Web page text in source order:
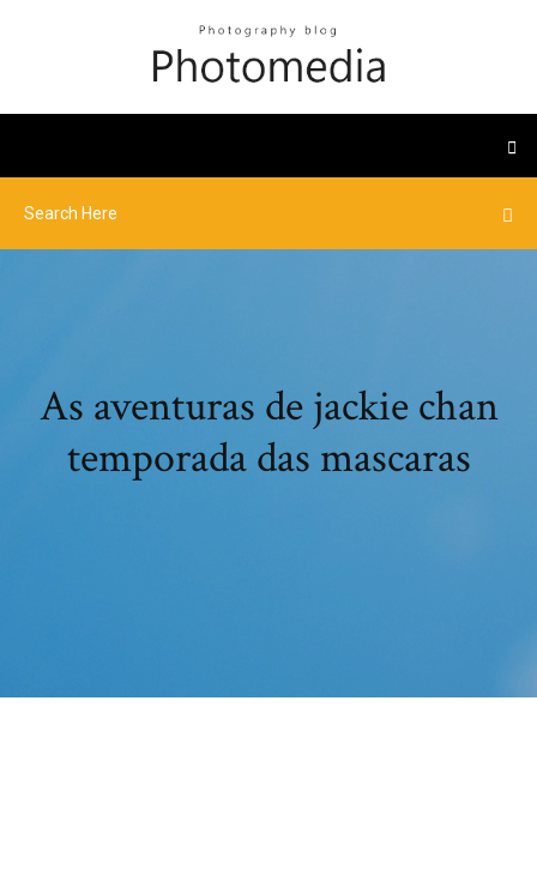
As aventuras de jackie chan
temporada das mascaras